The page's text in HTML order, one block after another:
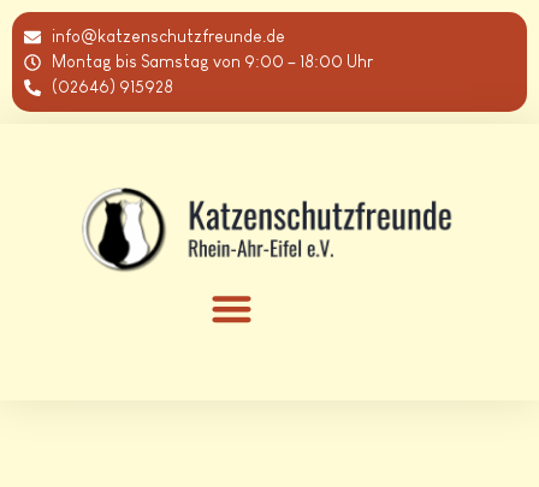
info@katzenschutzfreunde.de
Montag bis Samstag von 9:00 – 18:00 Uhr
(02646) 915928